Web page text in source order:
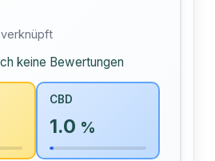
keine Bewertungen
CBD
1.0 %